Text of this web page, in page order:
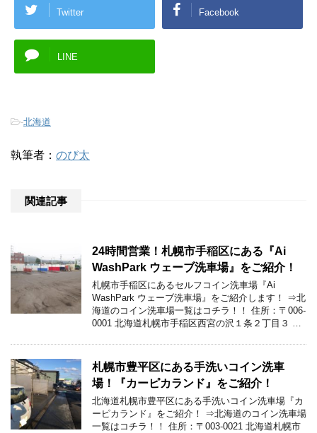
Twitter Facebook
LINE
-北海道
執筆者： のび太
関連記事
24時間営業！札幌市手稲区にある『Ai
WashPark ウェーブ洗車場』をご紹介！
札幌市手稲区にあるセルフコイン洗車場『Ai
WashPark ウェーブ洗車場』をご紹介します！ ⇒北
海道のコイン洗車場一覧はコチラ！！ 住所：〒006-
0001 北海道札幌市手稲区西宮の沢１条２丁目３ …
札幌市豊平区にある手洗いコイン洗車
場！『カーピカランド』をご紹介！
北海道札幌市豊平区にある手洗いコイン洗車場『カ
ーピカランド』をご紹介！ ⇒北海道のコイン洗車場
一覧はコチラ！！ 住所：〒003-0021 北海道札幌市